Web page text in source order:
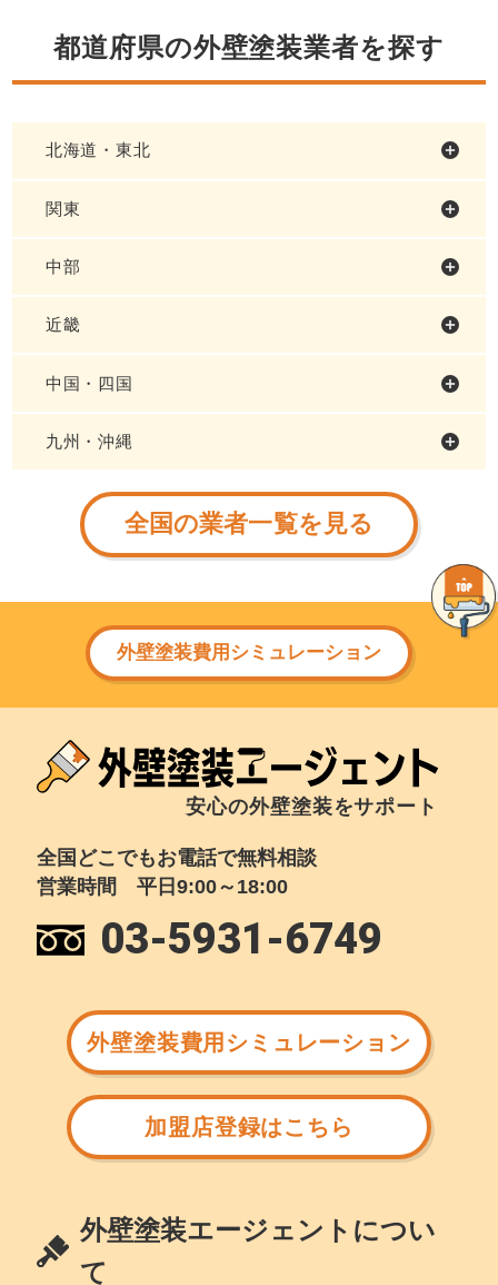
都道府県の外壁塗装業者を探す
北海道・東北
関東
中部
近畿
中国・四国
九州・沖縄
全国の業者一覧を見る
外壁塗装費用シミュレーション
安心の外壁塗装をサポート
全国どこでもお電話で無料相談
営業時間 平日9:00～18:00
03-5931-6749
外壁塗装費用シミュレーション
加盟店登録はこちら
外壁塗装エージェントについ
て